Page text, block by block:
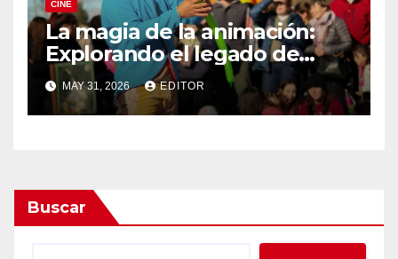
CINE
La magia de la animación:
Explorando el legado de
DreamWorks
MAY 31, 2026 EDITOR
Buscar